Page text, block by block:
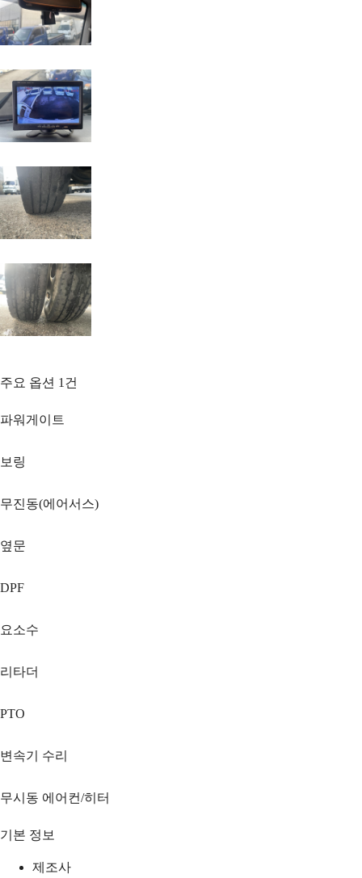
주요 옵션 1 건
파워게이트
보링
무진동(에어서스)
옆문
DPF
요소수
리타더
PTO
변속기 수리
무시동 에어컨/히터
기본 정보
제조사